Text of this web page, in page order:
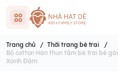
Trang chủ / Thời trang bé trai
/
Bộ cotton Hàn thun tăm bé trai bé
Xanh Đậm